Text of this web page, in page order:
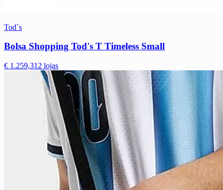
Tod`s
Bolsa Shopping Tod's T Timeless Small
€ 1.259,31 2 lojas